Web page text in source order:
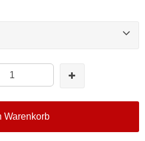
Warenkorb